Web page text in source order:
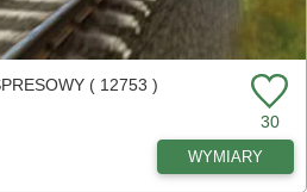
( 12753 )
30
WYMIARY